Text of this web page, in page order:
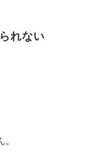
れない